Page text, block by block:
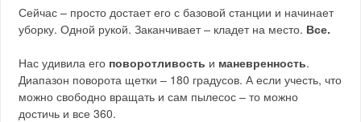
Сейчас – просто достает его с базовой станции и начинает
уборку. Одной рукой. Заканчивает – кладет на место. Все.
Нас удивила его поворотливость и маневренность.
Диапазон поворота щетки – 180 градусов. А если учесть, что
можно свободно вращать и сам пылесос – то можно
достичь и все 360.